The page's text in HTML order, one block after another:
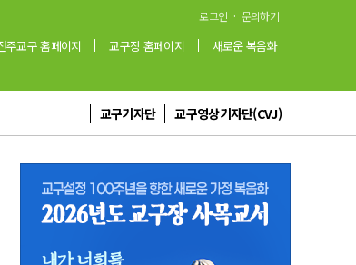
로그인 · 문의하기
주교구 홈페이지 교구장 홈페이지 새로운 복음화
교구기자단 교구영상기자단(CVJ)